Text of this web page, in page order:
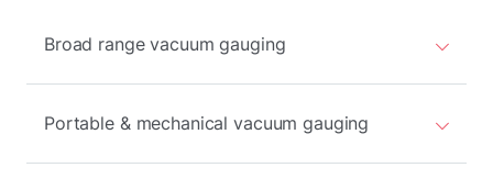
Broad range vacuum gauging
Portable & mechanical vacuum gauging